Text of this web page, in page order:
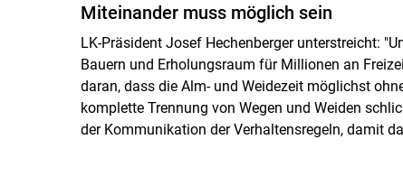
Miteinander muss möglich sein
LK-Präsident Josef Hechenberger unterstreicht:
Bauern und Erholungsraum für Millionen an
daran, dass die Alm- und Weidezeit möglichst
komplette Trennung von Wegen und Weiden
der Kommunikation der Verhaltensregeln, damit